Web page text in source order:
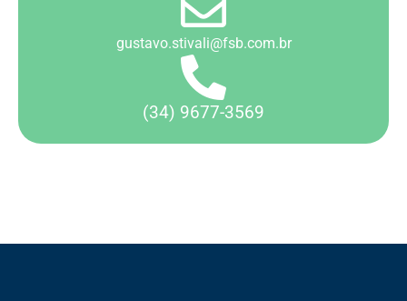
gustavo.stivali@fsb.com.br
(34) 9677-3569